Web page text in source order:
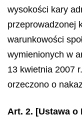
wysokości kary
przeprowadzonej
warunkowości
wymienionych w
13 kwietnia 2007
orzeczono o
Art. 2. [Ustawa o